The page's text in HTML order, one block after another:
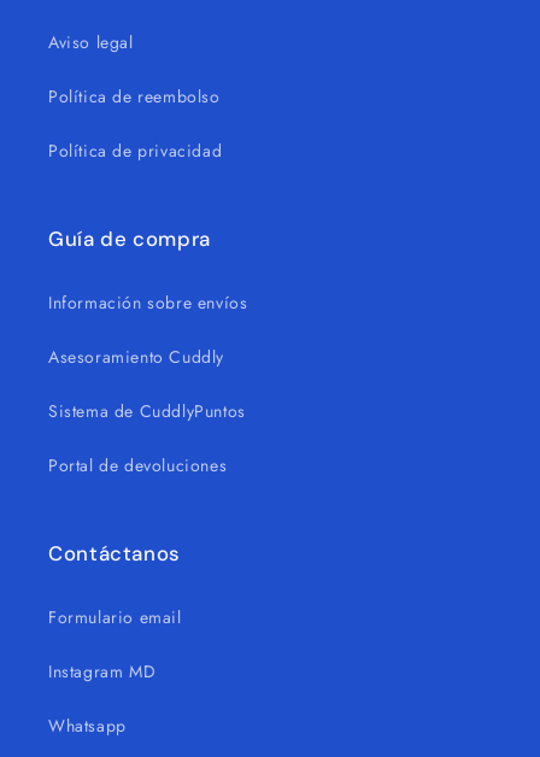
Aviso legal
Política de reembolso
Política de privacidad
Guía de compra
Información sobre envíos
Asesoramiento Cuddly
Sistema de CuddlyPuntos
Portal de devoluciones
Contáctanos
Formulario email
Instagram MD
Whatsapp